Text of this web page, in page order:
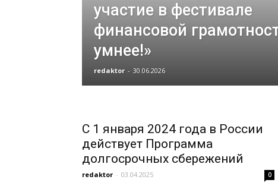
участие в фестивале
финансовой
умнее!»
redaktor - 30.06.2026
С 1 января 2024 года в России
действует Программа
долгосрочных сбережений
redaktor - 03.04.2025 0